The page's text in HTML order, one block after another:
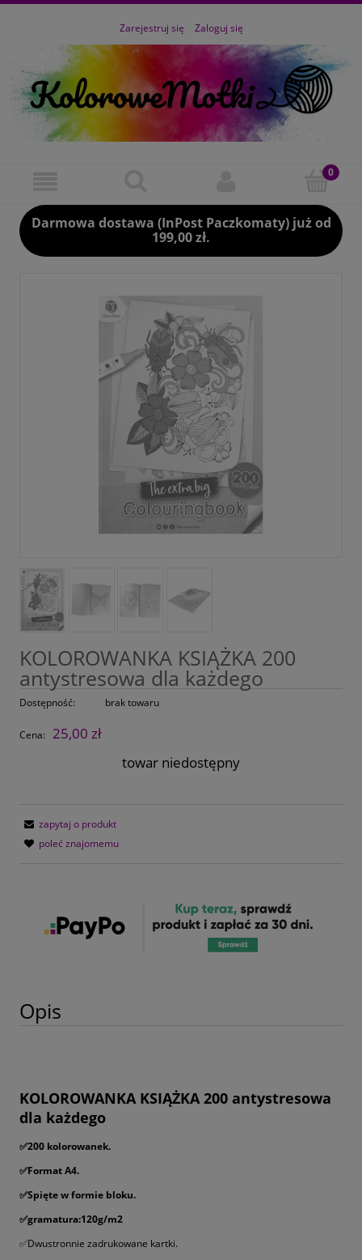
Zarejestruj się Zaloguj się
Darmowa dostawa (InPost Paczkomaty) już od
199,00 zł.
KOLOROWANKA KSIĄŻKA 200
antystresowa dla każdego
Dostępność: brak towaru
Cena:
25,00 zł
towar niedostępny
zapytaj o produkt
poleć znajomemu
Opis
KOLOROWANKA KSIĄŻKA 200 antystresowa
dla każdego
✅200 kolorowanek.
✅Format A4.
✅Spięte w formie bloku.
✅gramatura:120g/m2
✅Dwustronnie zadrukowane kartki.